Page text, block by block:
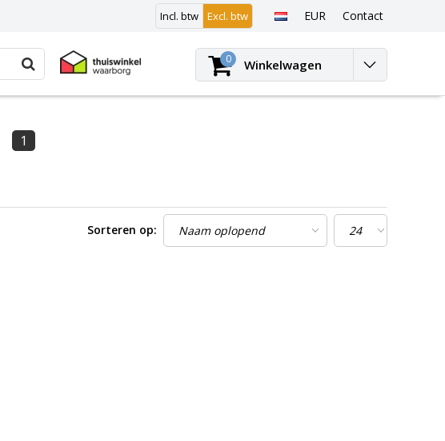
Incl. btw Excl. btw EUR Contact
Inloggen
0 Winkelwagen
1
Sorteren op: